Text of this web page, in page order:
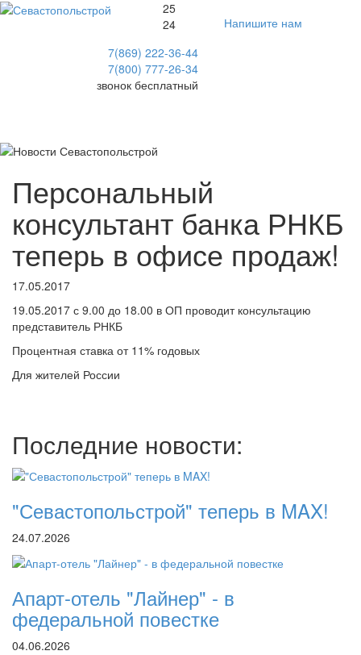
25
24
Напишите нам
7(869) 222-36-44
7(800) 777-26-34
звонок бесплатный
Персональный
консультант банка РНКБ
теперь в офисе продаж!
17.05.2017
19.05.2017 с 9.00 до 18.00 в ОП проводит консультацию
представитель РНКБ
Процентная ставка от 11% годовых
Для жителей России
Последние новости:
"Севастопольстрой" теперь в MAX!
24.07.2026
Апарт-отель "Лайнер" - в
федеральной повестке
04.06.2026